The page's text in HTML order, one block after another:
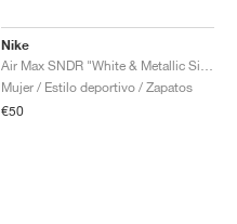
Nike
Mujer / Estilo deportivo / Zapatos
€50